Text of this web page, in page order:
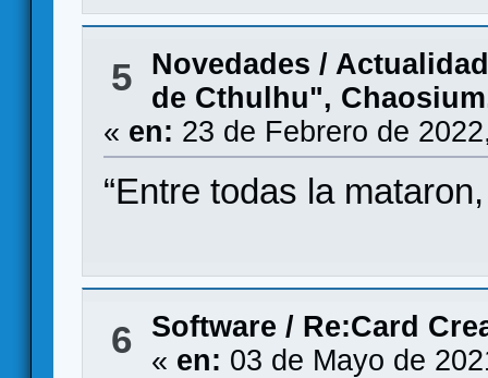
5
Novedades / Actualidad
de Cthulhu",
« en: 23 de Febrero de
“Entre todas la
6 Software / Re:Card
« en: 03 de Mayo de